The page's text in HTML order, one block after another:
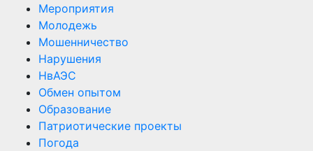
Мероприятия
Молодежь
Мошенничество
Нарушения
НвАЭС
Обмен опытом
Образование
Патриотические проекты
Погода